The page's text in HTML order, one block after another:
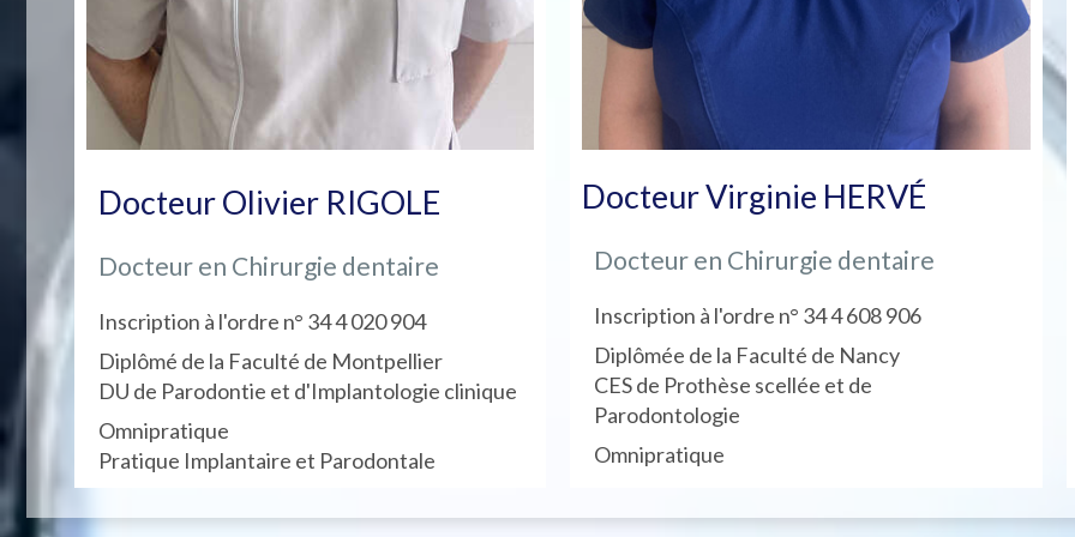
Docteur Olivier RIGOLE
Docteur en Chirurgie dentaire
Inscription à l'ordre n° 34 4 020 904
Diplômé de la Faculté de Montpellier
DU de Parodontie et d'Implantologie clinique
Omnipratique
Pratique Implantaire et Parodontale
Docteur Virginie HERVÉ
Docteur en Chirurgie dentaire
Inscription à l'ordre n° 34 4 608 906
Diplômée de la Faculté de Nancy
CES de Prothèse scellée et de
Parodontologie
Omnipratique